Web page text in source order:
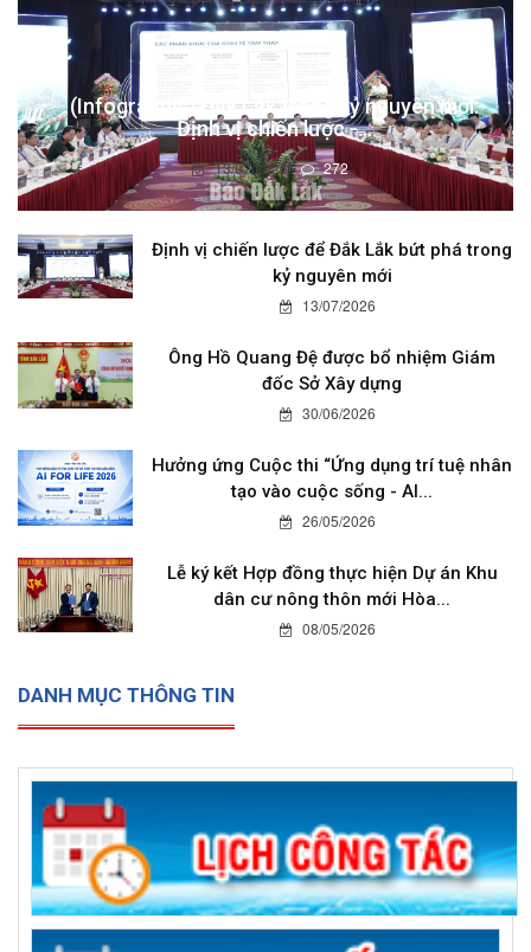
(Infographic) Đắk Lắk trong kỷ nguyên mới:
Định vị chiến lược -...
13/07/2026 272
Định vị chiến lược để Đắk Lắk bứt phá trong
kỷ nguyên mới
13/07/2026
Ông Hồ Quang Đệ được bổ nhiệm Giám
đốc Sở Xây dựng
30/06/2026
Hưởng ứng Cuộc thi “Ứng dụng trí tuệ nhân
tạo vào cuộc sống - AI...
26/05/2026
Lễ ký kết Hợp đồng thực hiện Dự án Khu
dân cư nông thôn mới Hòa...
08/05/2026
DANH MỤC THÔNG TIN